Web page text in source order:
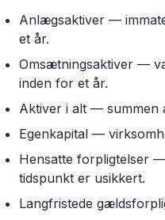
Anlægsaktiver —
et år.
Omsætningsaktiver —
inden for et år.
Aktiver i alt — summen
Egenkapital —
Hensatte forpligtelser
tidspunkt er usikkert.
Langfristede